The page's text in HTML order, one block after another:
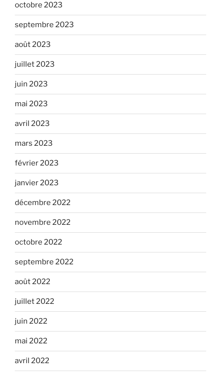
octobre 2023
septembre 2023
août 2023
juillet 2023
juin 2023
mai 2023
avril 2023
mars 2023
février 2023
janvier 2023
décembre 2022
novembre 2022
octobre 2022
septembre 2022
août 2022
juillet 2022
juin 2022
mai 2022
avril 2022